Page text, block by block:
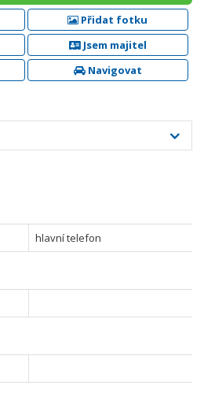
Přidat fotku
Jsem majitel
Navigovat
hlavní telefon